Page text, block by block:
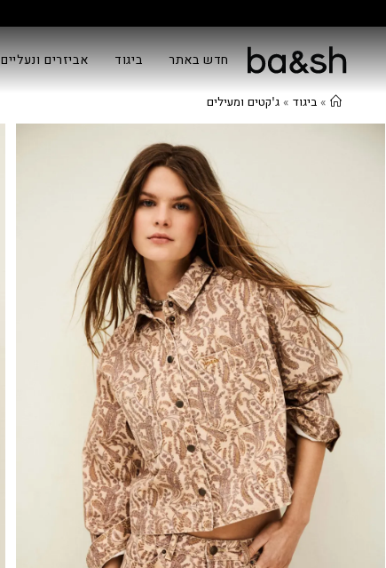
חדש באתר ביגוד אביזרים ונעליים
» ביגוד » ג'קטים ומעילים